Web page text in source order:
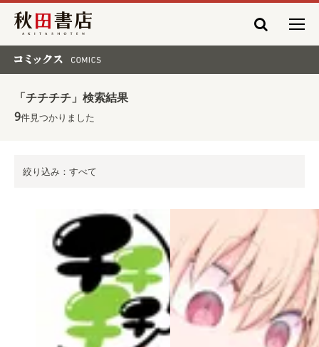
秋田書店
「チチチチ」検索結果
9件見つかりました
絞り込み：すべて